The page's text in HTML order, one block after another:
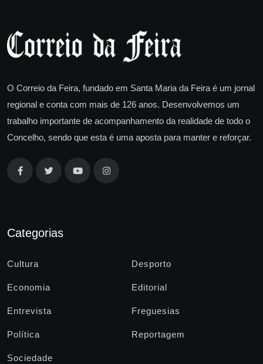
O Correio da Feira, fundado em Santa Maria da Feira é um jornal
regional e conta com mais de 126 anos. Desenvolvemos um
trabalho importante de acompanhamento da realidade de todo o
Concelho, sendo que esta é uma aposta para manter e reforçar.
Categorias
Cultura Desporto
Economia Editorial
Entrevista Freguesias
Política Reportagem
Sociedade